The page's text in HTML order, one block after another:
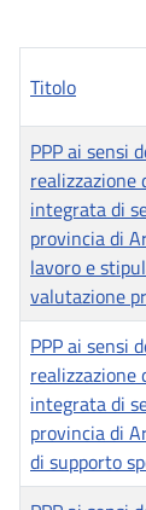
Titolo
PPP ai sensi
integrata di
provincia di
lavoro e
valutazione
PPP ai sensi
integrata di
provincia di
di supporto